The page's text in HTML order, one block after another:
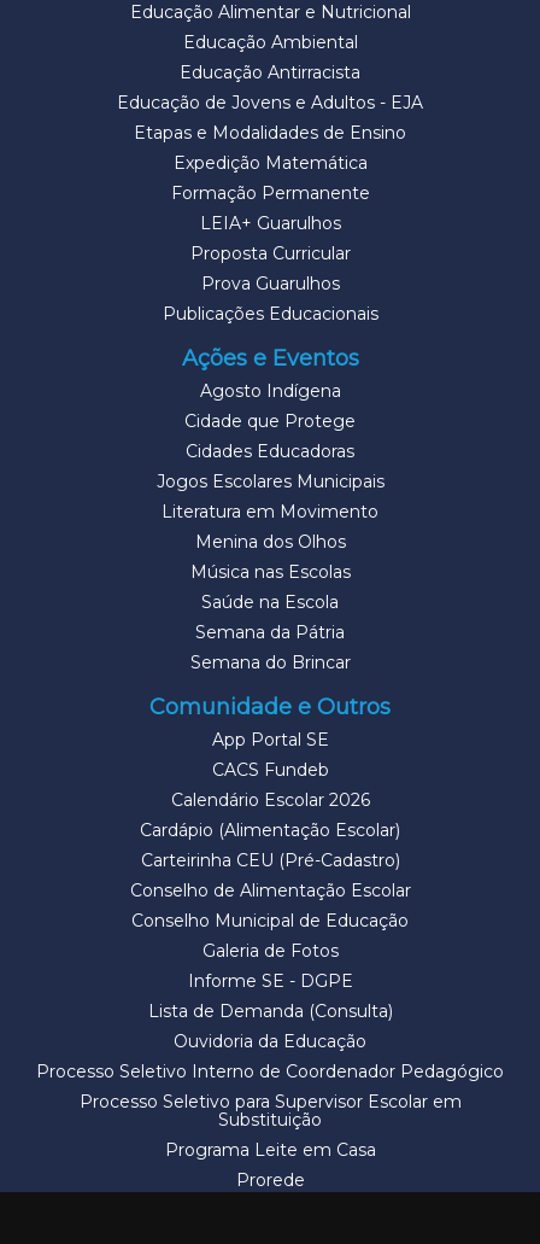
Educação Alimentar e Nutricional
Educação Ambiental
Educação Antirracista
Educação de Jovens e Adultos - EJA
Etapas e Modalidades de Ensino
Expedição Matemática
Formação Permanente
LEIA+ Guarulhos
Proposta Curricular
Prova Guarulhos
Publicações Educacionais
Ações e Eventos
Agosto Indígena
Cidade que Protege
Cidades Educadoras
Jogos Escolares Municipais
Literatura em Movimento
Menina dos Olhos
Música nas Escolas
Saúde na Escola
Semana da Pátria
Semana do Brincar
Comunidade e Outros
App Portal SE
CACS Fundeb
Calendário Escolar 2026
Cardápio (Alimentação Escolar)
Carteirinha CEU (Pré-Cadastro)
Conselho de Alimentação Escolar
Conselho Municipal de Educação
Galeria de Fotos
Informe SE - DGPE
Lista de Demanda (Consulta)
Ouvidoria da Educação
Processo Seletivo Interno de Coordenador Pedagógico
Processo Seletivo para Supervisor Escolar em
Substituição
Programa Leite em Casa
Prorede